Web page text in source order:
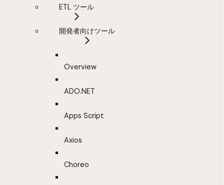
ETL ツール
開発者向けツール
Overview
ADO.NET
Apps Script
Axios
Choreo